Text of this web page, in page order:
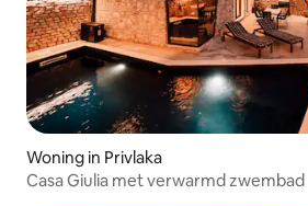
Woning in Privlaka
Casa Giulia met verwarmd zwembad